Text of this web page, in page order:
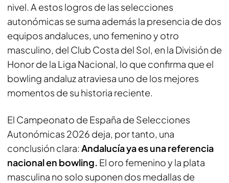
nivel. A estos logros de las selecciones
autonómicas se suma además la presencia de dos
equipos andaluces, uno femenino y otro
masculino, del Club Costa del Sol, en la División de
Honor de la Liga Nacional, lo que confirma que el
bowling andaluz atraviesa uno de los mejores
momentos de su historia reciente.
El Campeonato de España de Selecciones
Autonómicas 2026 deja, por tanto, una
conclusión clara: Andalucía ya es una referencia
nacional en bowling. El oro femenino y la plata
masculina no solo suponen dos medallas de